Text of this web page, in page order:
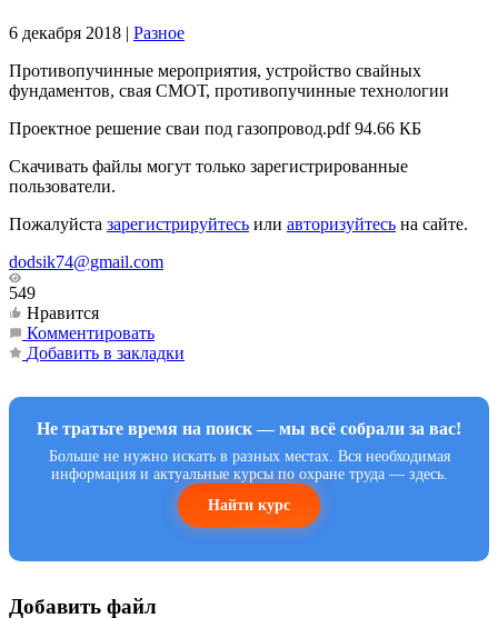
6 декабря 2018 | Разное
Противопучинные мероприятия, устройство свайных
фундаментов, свая СМОТ, противопучинные технологии
Проектное решение сваи под газопровод.pdf94.66 КБ
Скачивать файлы могут только зарегистрированные
пользователи.
Пожалуйста зарегистрируйтесь или авторизуйтесь на сайте.
dodsik74@gmail.com
549
Нравится
Комментировать
Добавить в закладки
Не тратьте время на поиск — мы всё собрали за вас!
Больше не нужно искать в разных местах. Вся необходимая
информация и актуальные курсы по охране труда — здесь.
Найти курс
Добавить файл